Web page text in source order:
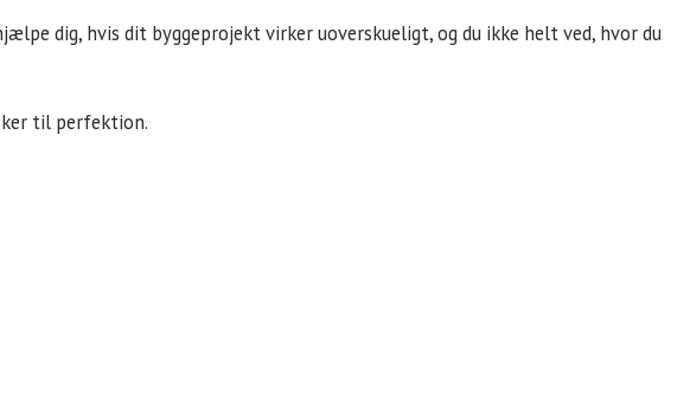
dig, hvis dit byggeprojekt virker uoverskueligt, og du ikke helt ved, hvor du
til perfektion.